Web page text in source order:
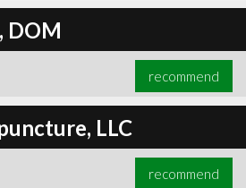
DOM
recommend
LLC
recommend